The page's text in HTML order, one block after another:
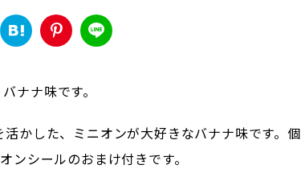
ナナ味です。
かした、ミニオンが大好きなバナナ味です。個
シールのおまけ付きです。